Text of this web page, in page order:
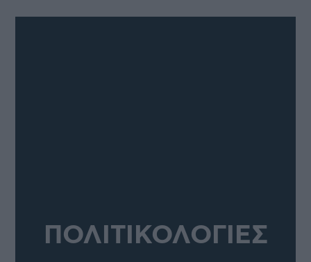
ΠΟΛΙΤΙΚΟΛΟΓΙΕΣ